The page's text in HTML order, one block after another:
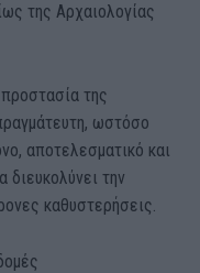
της Αρχαιολογίας
της
ωστόσο
αποτελεσματικό και
διευκολύνει την
καθυστερήσεις.